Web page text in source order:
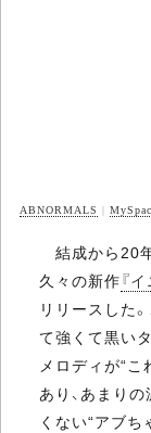
ABNORMALS |
結成から20
久々の新作『
リリースした
て強くて黒い
メロディが“こ
あり、あまり
くない“アブ